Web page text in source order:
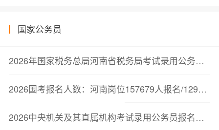
国家公务员
2026年国家税务总局河南省税务局考试录用公务员面试公告
2026国考报名人数：河南岗位157679人报名/129726人审核通过【截至10月23日17:00】
2026中央机关及其直属机构考试录用公务员报名人数较少职位（截至10月23日11点）